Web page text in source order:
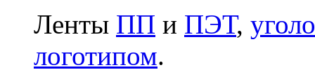
Ленты ПП и ПЭТ,
логотипом.